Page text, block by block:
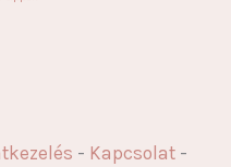
- Kapcsolat-